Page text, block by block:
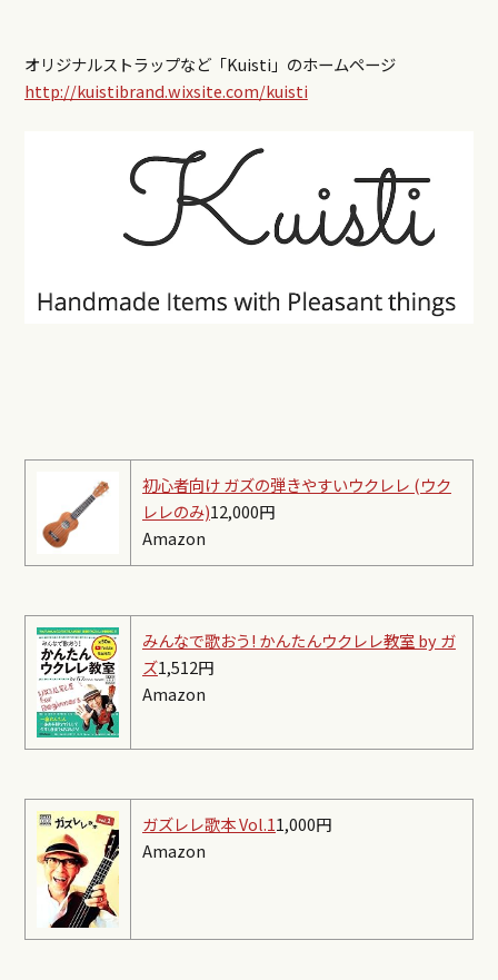
オリジナルストラップなど「Kuisti」のホームページ
http://kuistibrand.wixsite.com/kuisti
初心者向け ガズの弾きやすいウクレレ (ウク
レレのみ)12,000円
Amazon
みんなで歌おう! かんたんウクレレ教室 by ガ
ズ1,512円
Amazon
ガズレレ歌本 Vol.11,000円
Amazon